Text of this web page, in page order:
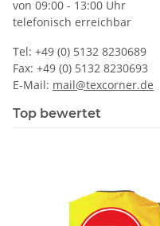
von 09:00 - 13:00 Uhr
telefonisch erreichbar
Tel: +49 (0) 5132 8230689
Fax: +49 (0) 5132 8230693
E-Mail: mail@texcorner.de
Top bewertet